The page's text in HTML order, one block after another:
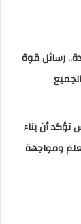
رسائل قوة
تؤكد أن بناء
ومواجهة